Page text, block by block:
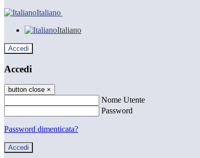
Italiano
Italiano
Accedi
Accedi
button close ×
Nome Utente
Password
Password dimenticata?